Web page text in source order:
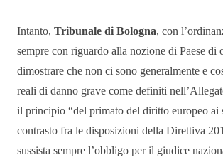
Intanto, Tribunale di Bologna, con
sempre con riguardo alla nozione di Paese di
dimostrare che non ci sono generalmente e
reali di danno grave come definiti
il principio “del primato del diritto europeo ai
contrasto fra le disposizioni della Direttiva
sussista sempre l’obbligo per il giudice